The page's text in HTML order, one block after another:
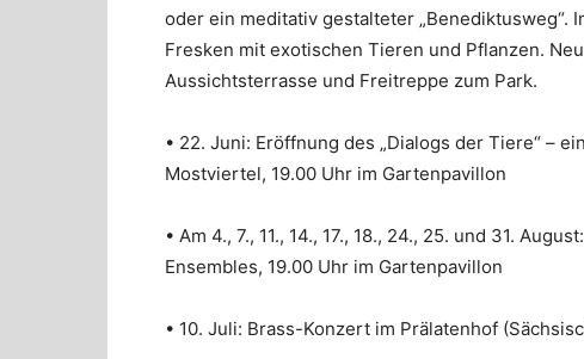
oder ein meditativ gestalteter „Benediktusweg“.
Fresken mit exotischen Tieren und Pflanzen.
Aussichtsterrasse und Freitreppe zum Park.
• 22. Juni: Eröffnung des „Dialogs der Tiere“ –
Mostviertel, 19.00 Uhr im Gartenpavillon
• Am 4., 7., 11., 14., 17., 18., 24., 25. und 31.
Ensembles, 19.00 Uhr im Gartenpavillon
• 10. Juli: Brass-Konzert im Prälatenhof